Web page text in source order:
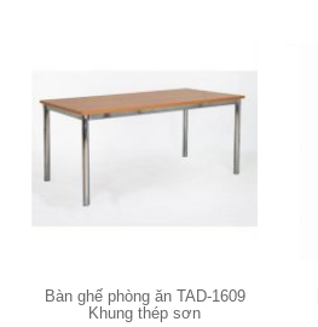
Bàn ghế phòng ăn TAD-1609
Khung thép sơn